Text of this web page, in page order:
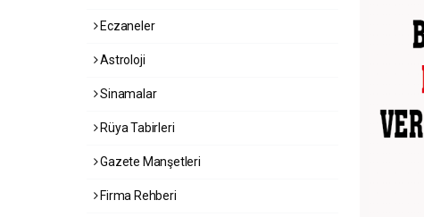
Eczaneler
Astroloji
Sinamalar
Rüya Tabirleri
Gazete Manşetleri
Firma Rehberi